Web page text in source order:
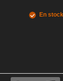
En stock